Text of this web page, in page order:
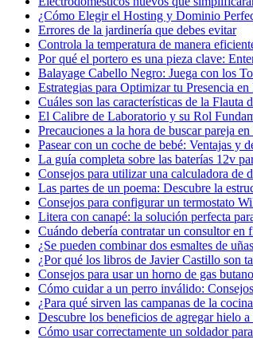
¿Cómo Elegir el Hosting y Dominio
Errores de la jardinería que debes evitar
Controla la temperatura de manera
Por qué el portero es una pieza clave:
Balayage Cabello Negro: Juega con los
Estrategias para Optimizar tu Presencia en
Cuáles son las características de la Flauta
El Calibre de Laboratorio y su Rol
Precauciones a la hora de buscar pareja en
Pasear con un coche de bebé: Ventajas y
La guía completa sobre las baterías 12v
Consejos para utilizar una calculadora de
Las partes de un poema: Descubre la
Consejos para configurar un termostato
Litera con canapé: la solución perfecta
Cuándo debería contratar un consultor en
¿Se pueden combinar dos esmaltes de
¿Por qué los libros de Javier Castillo son
Consejos para usar un horno de gas butano
Cómo cuidar a un perro inválido:
¿Para qué sirven las campanas de la
Descubre los beneficios de agregar hielo
Cómo usar correctamente un soldador